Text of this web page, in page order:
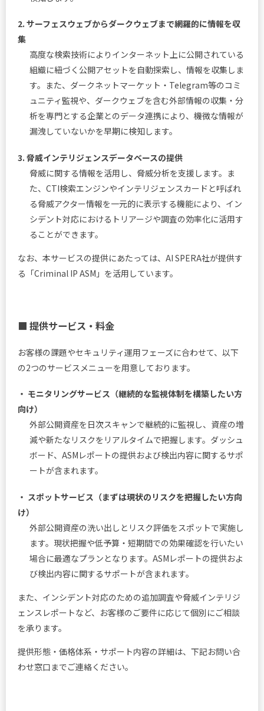
2. サーフェスウェブからダークウェブまで網羅的に情報を収
集
高度な検索技術によりインターネット上に公開されている
組織に紐づく公開アセットを自動探索し、情報を収集しま
す。また、ダークネットマーケット・Telegram等のコミ
ュニティ監視や、ダークウェブを含む外部情報の収集・分
析を専門とする企業とのデータ連携により、機微な情報が
漏洩していないかを早期に検知します。
3. 脅威インテリジェンスデータベースの提供
脅威に関する情報を活用し、脅威分析を支援します。ま
た、CTI検索エンジンやインテリジェンスカードと呼ばれ
る脅威アクター情報を一元的に表示する機能により、イン
シデント対応におけるトリアージや調査の効率化に活用す
ることができます。
なお、本サービスの提供にあたっては、AI SPERA社が提供す
る「Criminal IP ASM」を活用しています。
■ 提供サービス・料金
お客様の課題やセキュリティ運用フェーズに合わせて、以下
の2つのサービスメニューを用意しております。
・ モニタリングサービス（継続的な監視体制を構築したい方
向け）
外部公開資産を日次スキャンで継続的に監視し、資産の増
減や新たなリスクをリアルタイムで把握します。ダッシュ
ボード、ASMレポートの提供および検出内容に関するサポ
ートが含まれます。
・ スポットサービス（まずは現状のリスクを把握したい方向
け）
外部公開資産の洗い出しとリスク評価をスポットで実施し
ます。現状把握や低予算・短期間での効果確認を行いたい
場合に最適なプランとなります。ASMレポートの提供およ
び検出内容に関するサポートが含まれます。
また、インシデント対応のための追加調査や脅威インテリジ
ェンスレポートなど、お客様のご要件に応じて個別にご相談
を承ります。
提供形態・価格体系・サポート内容の詳細は、下記お問い合
わせ窓口までご連絡ください。